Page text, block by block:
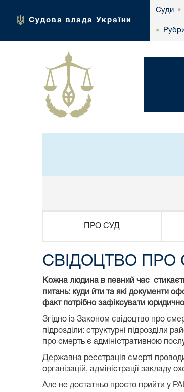
Судова влада України
Суди •
•
ПРО СУД
СВІДОЦТВО
Кожна людина в певний час
питань: куди йти та які документи
факт потрібно зафіксувати
Згідно із Законом свідоцтво про
підрозділи: структурні підрозділи
про смерть є адміністративною
Державна реєстрація смерті
організацій, адміністрації закладу
Але не достатньо просто прийти у